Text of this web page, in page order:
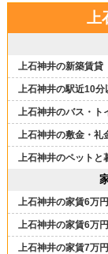
上
上石神井の新築賃貸
上石神井の駅近10
上石神井のバス・ト
上石神井の敷金・礼
上石神井のペットと
上石神井の家賃6万
上石神井の家賃6万
上石神井の家賃7万